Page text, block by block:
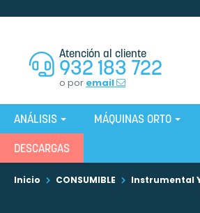
Atención al cliente
932 183 722
o por email
ANÁLISIS MÁQUINAS ORTO
DESCARGAS
Inicio CONSUMIBLE Instrumental